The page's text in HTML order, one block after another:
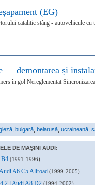
(EG)
catalitic stâng - autovehicule
— demontarea și
în gol Nereglementat
bulgară belarusă ucraineană
DE MAȘINI AUDI:
B4 (1991-1996)
A6 C5 Allroad (1999-2005)
l Audi A8 D2 (1994-2002)